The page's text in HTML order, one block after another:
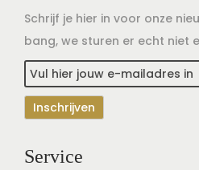
Schrijf je hier in voor onze
bang, we sturen er echt niet
Service